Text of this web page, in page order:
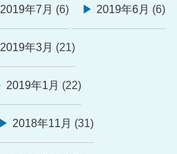
2019年7月 (6) 2019年6月 (6)
2019年3月 (21)
2019年1月 (22)
2018年11月 (31)